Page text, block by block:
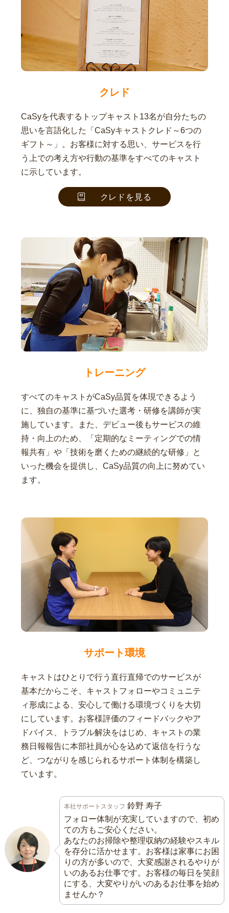
クレド
CaSyを代表するトップキャスト13名が自分たちの
思いを言語化した「CaSyキャストクレド～6つの
ギフト～」。お客様に対する思い、サービスを行
う上での考え方や行動の基準をすべてのキャスト
に示しています。
クレドを見る
トレーニング
すべてのキャストがCaSy品質を体現できるよう
に、独自の基準に基づいた選考・研修を講師が実
施しています。また、デビュー後もサービスの維
持・向上のため、「定期的なミーティングでの情
報共有」や「技術を磨くための継続的な研修」と
いった機会を提供し、CaSy品質の向上に努めてい
ます。
サポート環境
キャストはひとりで行う直行直帰でのサービスが
基本だからこそ、キャストフォローやコミュニテ
ィ形成による、安心して働ける環境づくりを大切
にしています。お客様評価のフィードバックやア
ドバイス、トラブル解決をはじめ、キャストの業
務日報報告に本部社員が心を込めて返信を行うな
ど、つながりを感じられるサポート体制を構築し
ています。
本社サポートスタッフ 鈴野 寿子
フォロー体制が充実していますので、初め
ての方もご安心ください。
あなたのお掃除や整理収納の経験やスキル
を存分に活かせます。お客様は家事にお困
りの方が多いので、大変感謝されるやりが
いのあるお仕事です。お客様の毎日を笑顔
にする、大変やりがいのあるお仕事を始め
ませんか？